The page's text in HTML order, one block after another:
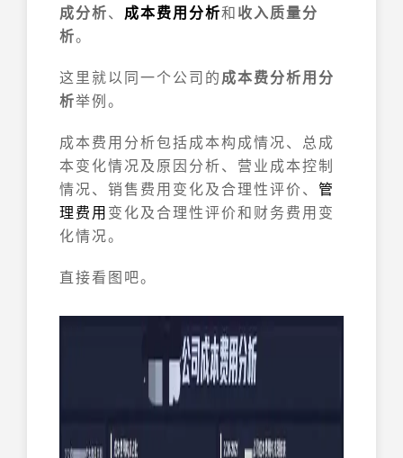
成分析、 成本费用分析和收入质量分
析。
这里就以同一个公司的成本费分析用分
析举例。
成本费用分析包括成本构成情况、总成
本变化情况及原因分析、营业成本控制
情况、销售费用变化及合理性评价、 管
理费用变化及合理性评价和财务费用变
化情况。
直接看图吧。